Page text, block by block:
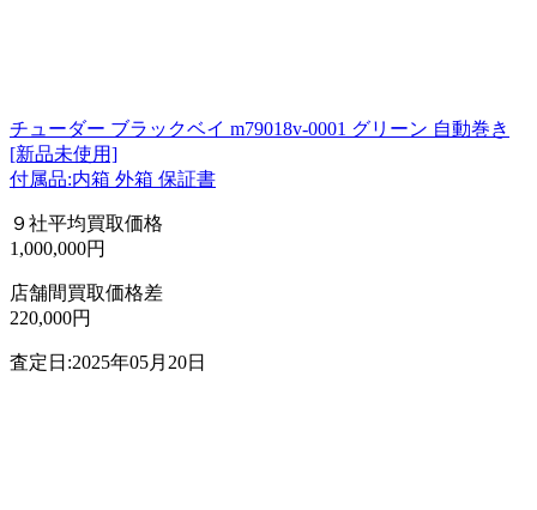
チューダー ブラックベイ m79018v-0001 グリーン 自動巻き
[新品未使用]
付属品:内箱 外箱 保証書
９社平均買取価格
1,000,000円
店舗間買取価格差
220,000円
査定日:2025年05月20日